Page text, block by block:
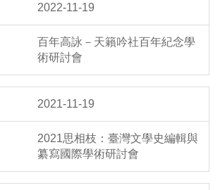
2022-11-19
百年高詠－天籟吟社百年紀念學
術研討會
2021-11-19
2021思相枝：臺灣文學史編輯與
纂寫國際學術研討會